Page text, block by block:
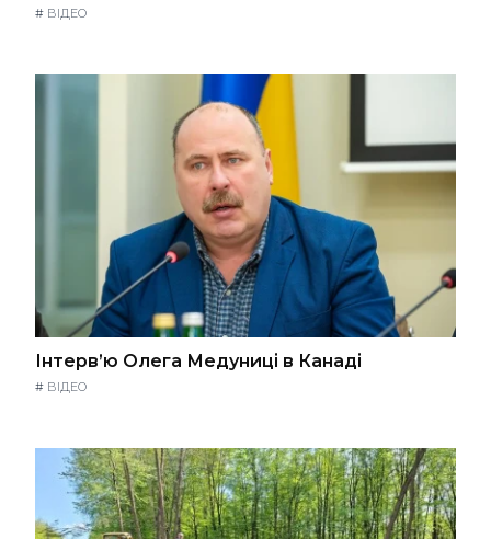
# ВІДЕО
Інтерв’ю Олега Медуниці в Канаді
# ВІДЕО